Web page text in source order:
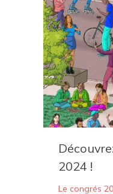
2024 !
Le congrés